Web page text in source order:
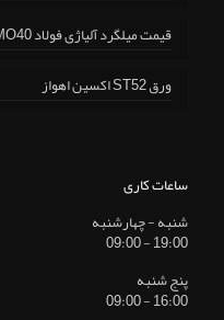
قیمت میلگرد آلیاژی فولاد MO40
ورق ST52 اکسین اهواز
ساعات کاری
شنبه - چهارشنبه
19:00 - 09:00
پنج شنبه
16:00 - 09:00